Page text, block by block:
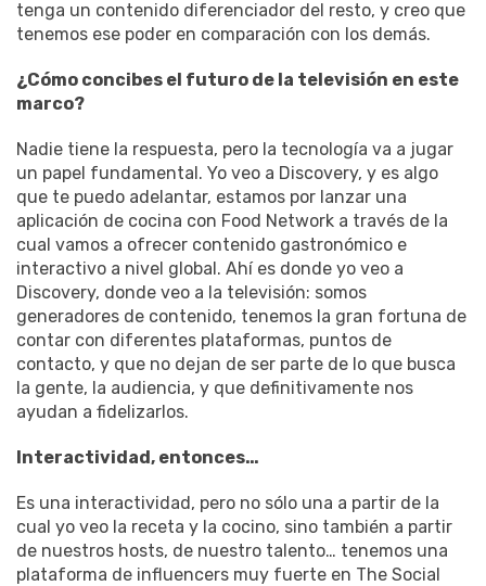
tenga un contenido diferenciador del resto, y creo que
tenemos ese poder en comparación con los demás.
¿Cómo concibes el futuro de la televisión en este
marco?
Nadie tiene la respuesta, pero la tecnología va a jugar
un papel fundamental. Yo veo a Discovery, y es algo
que te puedo adelantar, estamos por lanzar una
aplicación de cocina con Food Network a través de la
cual vamos a ofrecer contenido gastronómico e
interactivo a nivel global. Ahí es donde yo veo a
Discovery, donde veo a la televisión: somos
generadores de contenido, tenemos la gran fortuna de
contar con diferentes plataformas, puntos de
contacto, y que no dejan de ser parte de lo que busca
la gente, la audiencia, y que definitivamente nos
ayudan a fidelizarlos.
Interactividad, entonces…
Es una interactividad, pero no sólo una a partir de la
cual yo veo la receta y la cocino, sino también a partir
de nuestros hosts, de nuestro talento… tenemos una
plataforma de influencers muy fuerte en The Social